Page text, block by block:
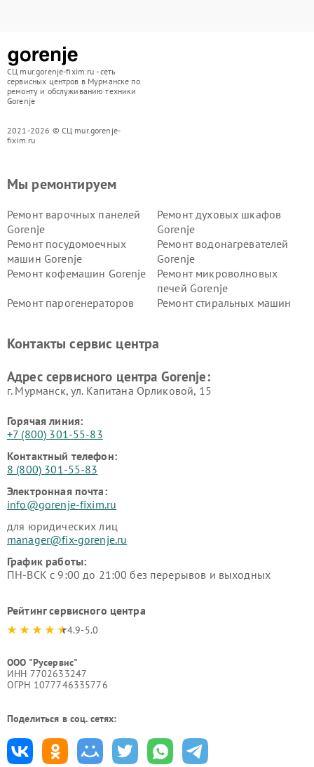
СЦ mur.gorenje-fixim.ru - сеть
сервисных центров в Мурманске по
ремонту и обслуживанию техники
Gorenje
2021-2026 © СЦ mur.gorenje-
fixim.ru
Мы ремонтируем
Ремонт варочных панелей
Gorenje
Ремонт духовых шкафов
Gorenje
Ремонт посудомоечных
машин Gorenje
Ремонт водонагревателей
Gorenje
Ремонт кофемашин Gorenje
Ремонт микроволновых
печей Gorenje
Ремонт парогенераторов
Ремонт стиральных машин
Контакты сервис центра
Адрес сервисного центра Gorenje:
г. Мурманск, ул. Капитана Орликовой, 15
Горячая линия:
+7 (800) 301-55-83
Контактный телефон:
8 (800) 301-55-83
Электронная почта:
info@gorenje-fixim.ru
для юридических лиц
manager@fix-gorenje.ru
График работы:
ПН-ВСК с 9:00 до 21:00 без перерывов и выходных
Рейтинг сервисного центра
4.9-5.0
ООО "Русервис"
ИНН 7702633247
ОГРН 1077746335776
Поделиться в соц. сетях: